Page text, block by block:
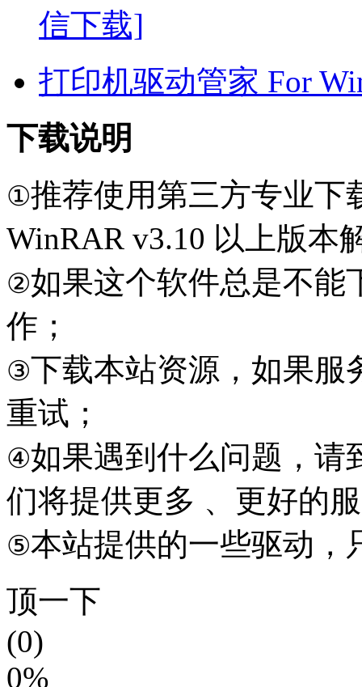
信下载]
打印机驱动管家 For
下载说明
①推荐使用第三方专业下
WinRAR v3.10 以上版本
②如果这个软件总是不能
作；
③下载本站资源，如果服
重试；
④如果遇到什么问题，请
们将提供更多 、更好的
⑤本站提供的一些驱动，
顶一下
(0)
0%